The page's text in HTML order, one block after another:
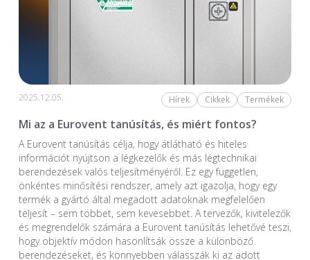
2025.12.05. Hírek Cikkek Termékek
Mi az a Eurovent tanúsítás, és miért fontos?
A Eurovent tanúsítás célja, hogy átlátható és hiteles
információt nyújtson a légkezelők és más légtechnikai
berendezések valós teljesítményéről. Ez egy független,
önkéntes minősítési rendszer, amely azt igazolja, hogy egy
termék a gyártó által megadott adatoknak megfelelően
teljesít – sem többet, sem kevesebbet. A tervezők, kivitelezők
és megrendelők számára a Eurovent tanúsítás lehetővé teszi,
hogy objektív módon hasonlítsák össze a különböző
berendezéseket, és könnyebben válasszák ki az adott